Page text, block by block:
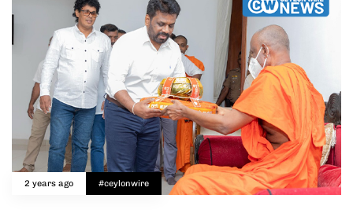
2 years ago #ceylonwire